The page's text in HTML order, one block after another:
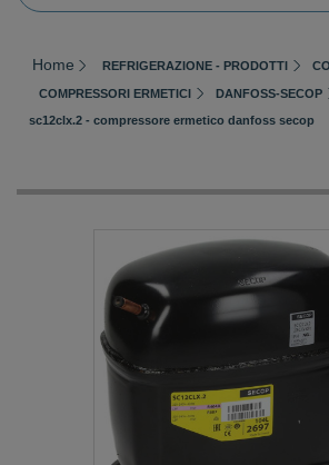
Home REFRIGERAZIONE - PRODOTTI
COMPRESSORI ERMETICI
DANFOSS-SECOP
sc12clx.2 - compressore ermetico danfoss secop